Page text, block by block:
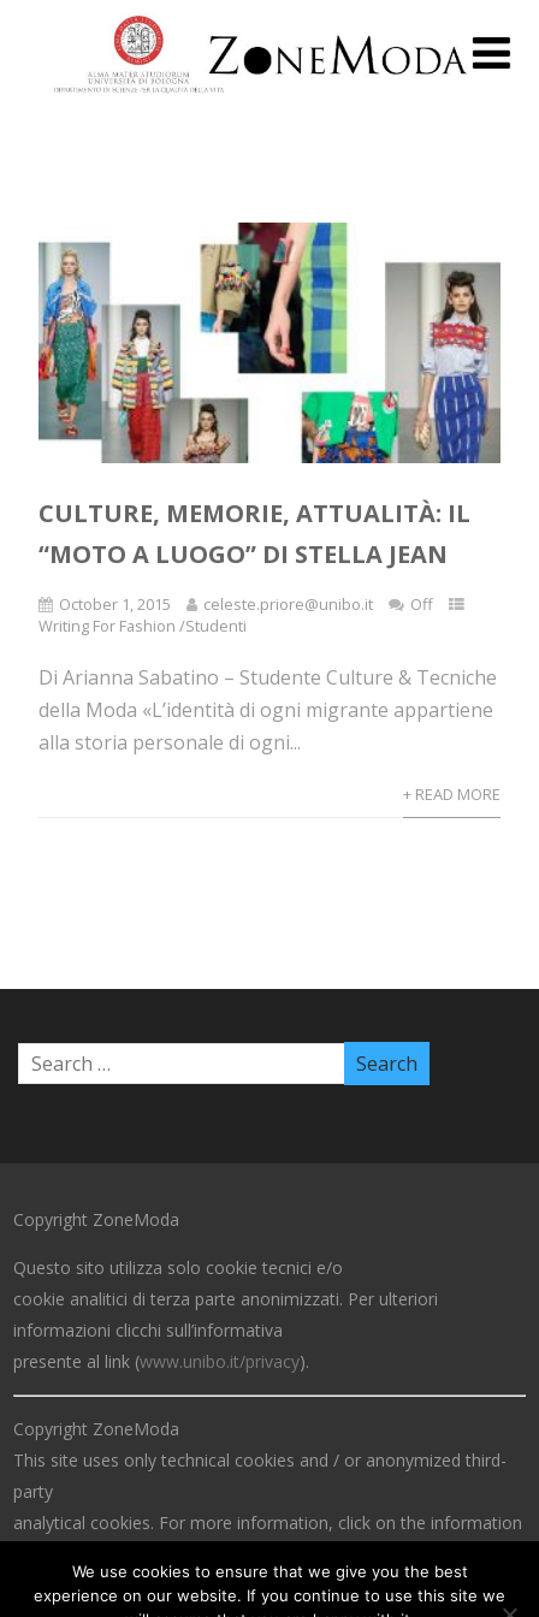
CULTURE, MEMORIE, ATTUALITÀ: IL
“MOTO A LUOGO” DI STELLA JEAN
October 1, 2015 celeste.priore@unibo.it
Off
Writing For Fashion /Studenti
Di Arianna Sabatino – Studente Culture & Tecniche
della Moda «L’identità di ogni migrante appartiene
alla storia personale di ogni...
+ READ MORE
Copyright ZoneModa
Questo sito utilizza solo cookie tecnici e/o
cookie analitici di terza parte anonimizzati. Per ulteriori
informazioni clicchi sull’informativa
presente al link (www.unibo.it/privacy).
Copyright ZoneModa
This site uses only technical cookies and / or anonymized third-
party
analytical cookies. For more information, click on the information
We use cookies to ensure that we give you the best
experience on our website. If you continue to use this site we